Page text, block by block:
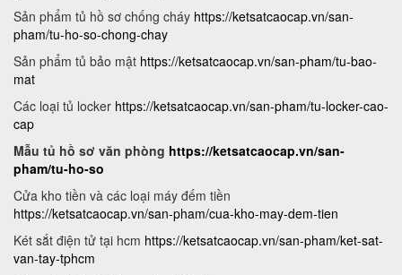
Sản phẩm tủ hồ sơ chống cháy https://ketsatcaocap.vn/san-
pham/tu-ho-so-chong-chay
Sản phẩm tủ bảo mật https://ketsatcaocap.vn/san-pham/tu-bao-
mat
Các loại tủ locker https://ketsatcaocap.vn/san-pham/tu-locker-cao-
cap
Mẫu tủ hồ sơ văn phòng https://ketsatcaocap.vn/san-
pham/tu-ho-so
Cửa kho tiền và các loại máy đếm tiền
https://ketsatcaocap.vn/san-pham/cua-kho-may-dem-tien
Két sắt điện tử tại hcm https://ketsatcaocap.vn/san-pham/ket-sat-
van-tay-tphcm